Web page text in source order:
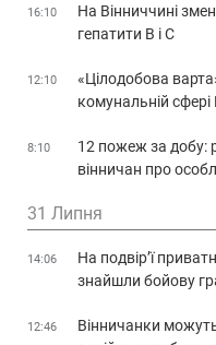
16:10
На Вінниччині
гепатити В і С
12:10
«Цілодобова
комунальній сфері
8:10
12 пожеж за добу:
вінничан про
31 Липня
14:06
На подвір’ї
знайшли бойову
12:46
Вінничанки